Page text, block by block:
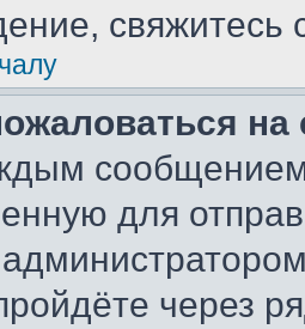
сообщением
для
через